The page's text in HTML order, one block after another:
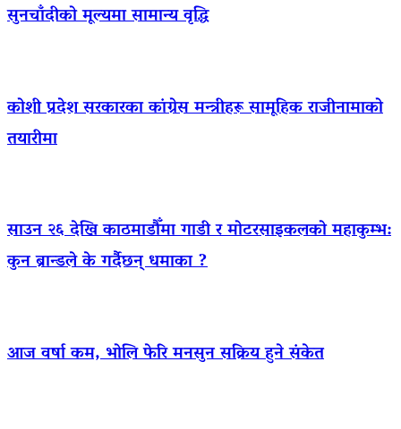
सुनचाँदीको मूल्यमा सामान्य वृद्धि
कोशी प्रदेश सरकारका कांग्रेस मन्त्रीहरू सामूहिक राजीनामाको
तयारीमा
साउन २६ देखि काठमाडौँमा गाडी र मोटरसाइकलको महाकुम्भ:
कुन ब्रान्डले के गर्दैछन् धमाका ?
आज वर्षा कम, भोलि फेरि मनसुन सक्रिय हुने संकेत